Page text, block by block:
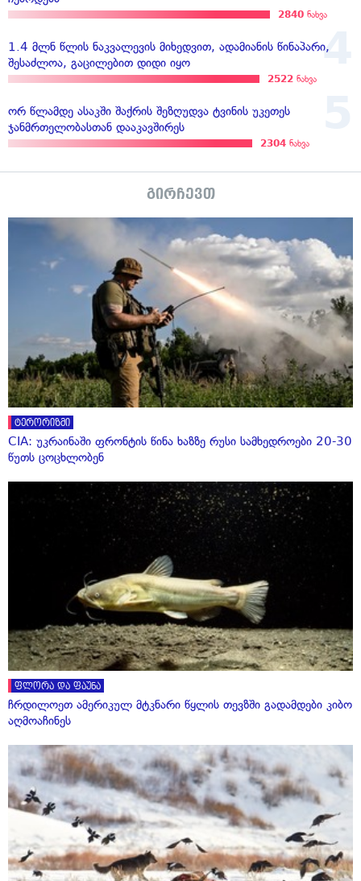
2840 ნახვა
1.4 მლნ წლის ნაკვალევის მიხედვით, ადამიანის წინაპარი,
შესაძლოა, გაცილებით დიდი იყო
2522 ნახვა
ორ წლამდე ასაკში შაქრის შეზღუდვა ტვინის უკეთეს
ჯანმრთელობასთან დააკავშირეს
2304 ნახვა
გირჩევთ
ტერორიზმი
CIA: უკრაინაში ფრონტის წინა ხაზზე რუსი სამხედროები 20-30
წუთს ცოცხლობენ
ფლორა და ფაუნა
ჩრდილოეთ ამერიკულ მტკნარი წყლის თევზში გადამდები კიბო
აღმოაჩინეს